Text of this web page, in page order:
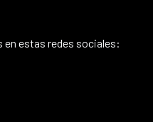
en estas redes sociales: